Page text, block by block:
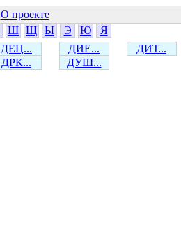
О проекте
Ш Щ Ы Э Ю
Я
ДЕЦ... ДИЕ... ДИТ...
ДРК... ДУШ...